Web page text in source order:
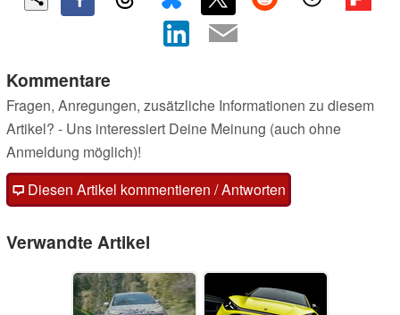
Kommentare
Fragen, Anregungen, zusätzliche Informationen zu diesem
Artikel? - Uns interessiert Deine Meinung (auch ohne
Anmeldung möglich)!
Diesen Artikel kommentieren / Antworten
Verwandte Artikel